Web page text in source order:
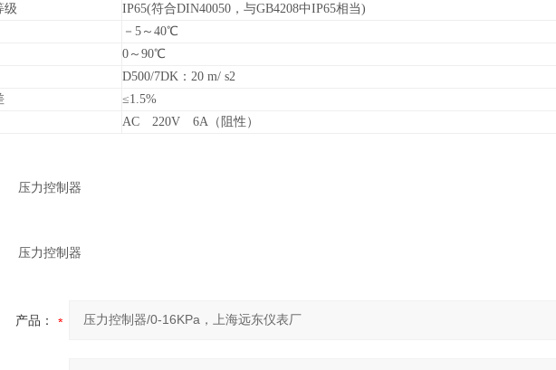
级
IP65(符合DIN40050，与GB4208中IP65相当)
－5～40℃
0 ～90℃
D500/7DK ：20 m/ s2
≤1.5%
AC 220V 6A（阻性）
压力控制器
压力控制器
产品：